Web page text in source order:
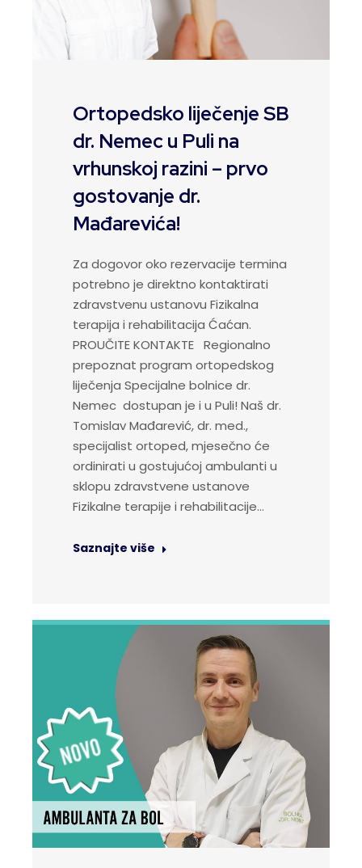
Ortopedsko liječenje SB
dr. Nemec u Puli na
vrhunskoj razini – prvo
gostovanje dr.
Mađarevića!
Za dogovor oko rezervacije termina
potrebno je direktno kontaktirati
zdravstvenu ustanovu Fizikalna
terapija i rehabilitacija Ćaćan.
PROUČITE KONTAKTE Regionalno
prepoznat program ortopedskog
liječenja Specijalne bolnice dr.
Nemec dostupan je i u Puli! Naš dr.
Tomislav Mađarević, dr. med.,
specijalist ortoped, mjesečno će
ordinirati u gostujućoj ambulanti u
sklopu zdravstvene ustanove
Fizikalne terapije i rehabilitacije…
Saznajte više